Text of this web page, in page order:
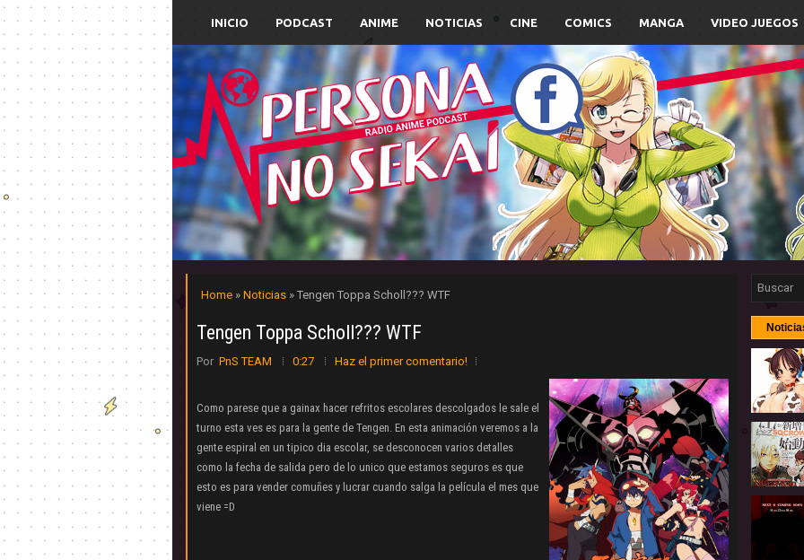
INICIO PODCAST ANIME NOTICIAS CINE COMICS MANGA VIDEO JUEGOS
Home » Noticias » Tengen Toppa Scholl??? WTF
Tengen Toppa Scholl??? WTF
Por PnS TEAM 0:27 Haz el primer comentario!
Como parese que a gainax hacer refritos escolares descolgados le sale el
turno esta ves es para la gente de Tengen. En esta animación veremos a la
gente espiral en un tipico dia escolar, se desconocen varios detalles
como la fecha de salida pero de lo unico que estamos seguros es que
esto es para vender comuñes y lucrar cuando salga la película el mes que
viene =D